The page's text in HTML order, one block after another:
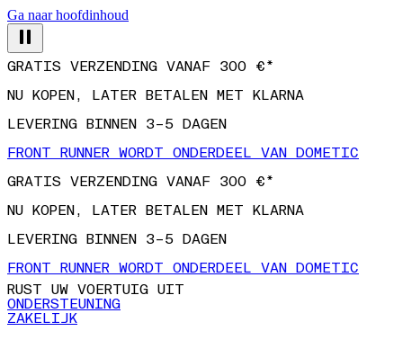
Ga naar hoofdinhoud
GRATIS VERZENDING VANAF 300 €*
NU KOPEN, LATER BETALEN MET KLARNA
LEVERING BINNEN 3–5 DAGEN
FRONT RUNNER WORDT ONDERDEEL VAN DOMETIC
GRATIS VERZENDING VANAF 300 €*
NU KOPEN, LATER BETALEN MET KLARNA
LEVERING BINNEN 3–5 DAGEN
FRONT RUNNER WORDT ONDERDEEL VAN DOMETIC
RUST UW VOERTUIG UIT
ONDERSTEUNING
ZAKELIJK